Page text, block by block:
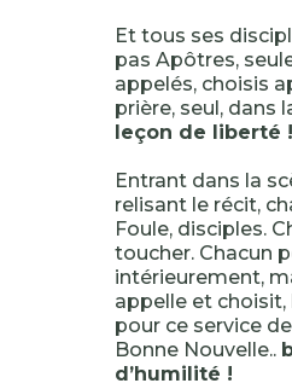
Et tous ses
pas Apôtres,
appelés, choisis
prière, seul, dans
leçon de liberté !
Entrant dans la
relisant le récit,
Foule, disciples.
toucher. Chacun
intérieurement,
appelle et
pour ce service
Bonne Nouvelle..
d’humilité !